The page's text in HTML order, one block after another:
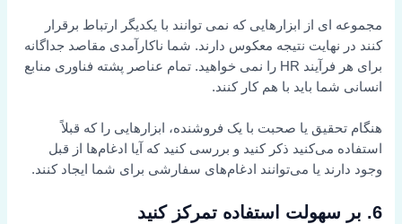
مجموعه ای از ابزارهایی که نمی توانند با یکدیگر ارتباط برقرار
کنند در نهایت نتیجه معکوس دارند. شما ناکارآمدی مقاصد جداگانه
برای هر فرآیند HR را نمی خواهید. تمام عناصر پشته فناوری منابع
انسانی شما باید با هم کار کنند.
هنگام تحقیق یا صحبت با یک فروشنده، ابزارهایی را که قبلاً
استفاده می‌کنید ذکر کنید و بررسی کنید که آیا ادغام‌ها از قبل
وجود دارند یا می‌توانند ادغام‌های سفارشی برای شما ایجاد کنند.
6. بر سهولت استفاده تمرکز کنید